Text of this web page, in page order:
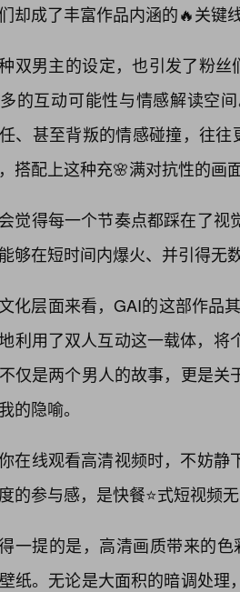
却成了丰富作品内涵的🔥关键
双男主的设定，也引发了粉丝
的互动可能性与情感解读空
、甚至背叛的情感碰撞，往
搭配上这种充🌸满对抗性的画
觉得每一个节奏点都踩在了视
够在短时间内爆火、并引得无
化层面来看，GAI的这部作品
利用了双人互动这一载体，
仅是两个男人的故事，更是
的隐喻。
在线观看高清视频时，不妨
的参与感，是快餐⭐式短视频
一提的是，高清画质带来的
纸。无论是大面积的暗调处